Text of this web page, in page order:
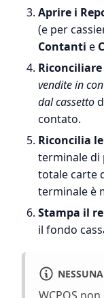
Aprire i
(e per
Contanti e
vendite in
dal cassetto
contato.
Riconcilia
terminale di
totale carte
terminale è
Stampa il
il fondo